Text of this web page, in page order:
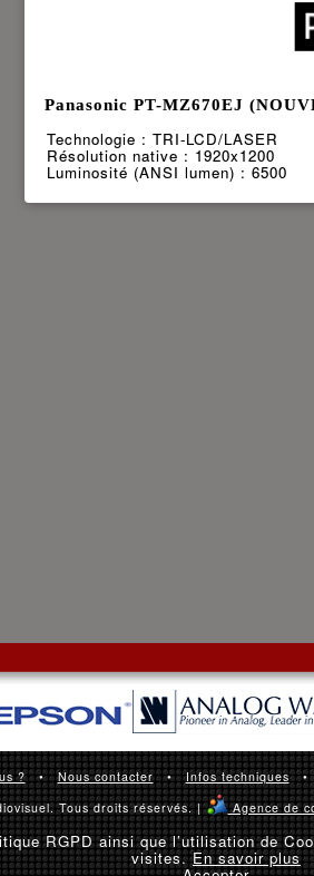
Panasonic PT-MZ670EJ
Technologie : TRI-LCD/LASER
Résolution native : 1920x1200
Luminosité (ANSI lumen) : 6500
?•Nous contacter•Infos techniques
Tous droits réservés. |
Agence de
RGPD ainsi que l’utilisation de
visites.En savoir plus